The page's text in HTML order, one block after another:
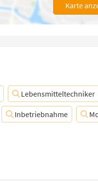
Karte
Lebensmitteltechniker
Inbetriebnahme